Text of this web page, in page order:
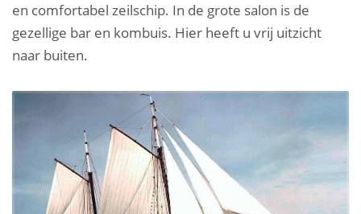
en comfortabel zeilschip. In de grote salon is de
gezellige bar en kombuis. Hier heeft u vrij uitzicht
naar buiten.